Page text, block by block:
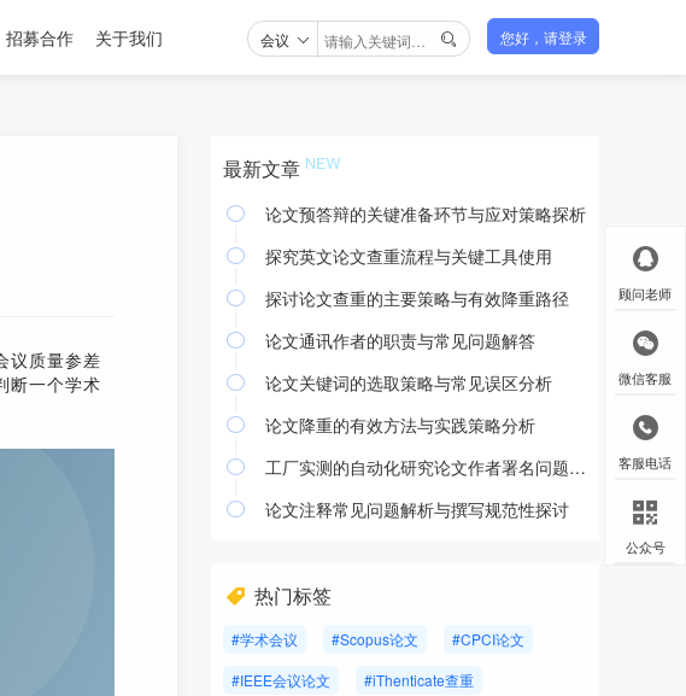
招募合作 关于我们 会议  您好，请登录
议质量参差
断一个学术
最新文章
 论文预答辩的关键准备环节与应对策略探析
 探究英文论文查重流程与关键工具使用
 探讨论文查重的主要策略与有效降重路径
 论文通讯作者的职责与常见问题解答
 论文关键词的选取策略与常见误区分析
 论文降重的有效方法与实践策略分析
 工厂实测的自动化研究论文作者署名问题探讨
 论文注释常见问题解析与撰写规范性探讨
热门标签
#学术会议 #Scopus论文
#CPCI论文
#IEEE会议论文
#iThenticate查重
顾问老师
微信客服
客服电话
公众号